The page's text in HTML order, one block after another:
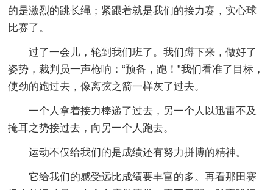
的是激烈的跳长绳；紧跟着就是我们的接力赛，实心球
比赛了。
过了一会儿，轮到我们班了。我们蹲下来，做好了
姿势，裁判员一声枪响：“预备，跑！”我们看准了目标，
使劲的跑过去，像离弦之箭一样灰了过去。
一个人拿着接力棒递了过去，另一个人以迅雷不及
掩耳之势接过去，向另一个人跑去。
运动不仅给我们的是成绩还有努力拼博的精神。
它给我们的感受远比成绩要丰富的多。再看那田赛